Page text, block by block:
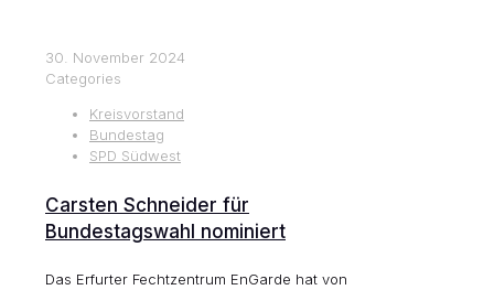
30. November 2024
Categories
Kreisvorstand
Bundestag
SPD Südwest
Carsten Schneider für
Bundestagswahl nominiert
Das Erfurter Fechtzentrum EnGarde hat von